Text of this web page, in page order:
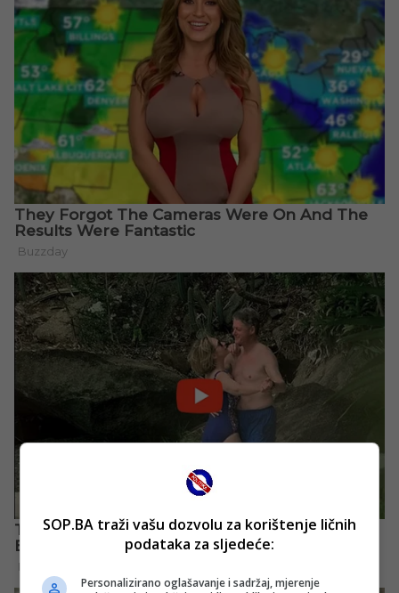
SOP.BA traži vašu dozvolu za korištenje ličnih
podataka za sljedeće:
Personalizirano oglašavanje i sadržaj, mjerenje